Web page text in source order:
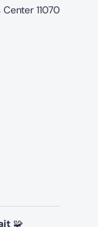
11070
🧩